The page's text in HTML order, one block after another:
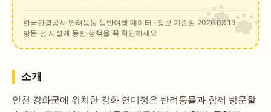
한국관광공사 반려동물 동반여행 데이터 · 정보 기준일 2026.03.19
방문 전 시설에 동반 정책을 꼭 확인하세요
소개
인천 강화군에 위치한 강화 연미정은 반려동물과 함께 방문할